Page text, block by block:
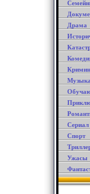
Драма
Сериал
Спорт
Ужасы